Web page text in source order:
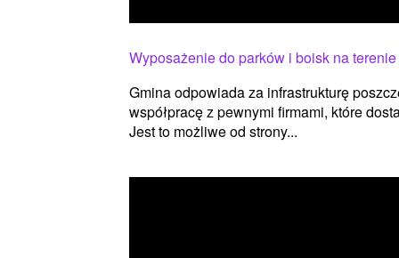
Wyposażenie do parków i boisk na
Gmina odpowiada za infrastrukturę
współpracę z pewnymi firmami, które
Jest to możliwe od strony...